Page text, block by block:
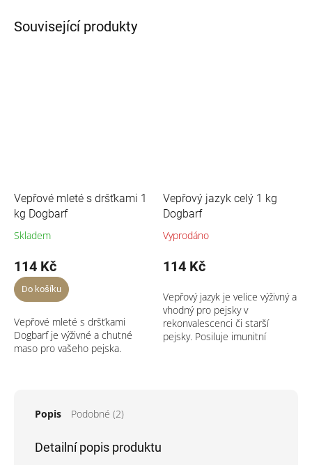
Související produkty
Vepřové mleté s dršťkami 1
kg Dogbarf
Skladem
114 Kč
Do košíku
Vepřové mleté s dršťkami
Dogbarf je výživné a chutné
maso pro vašeho pejska.
Vepřový jazyk celý 1 kg
Dogbarf
Vyprodáno
114 Kč
Vepřový jazyk je velice výživný a
vhodný pro pejsky v
rekonvalescenci či starší
pejsky. Posiluje imunitní
Popis Podobné (2)
Detailní popis produktu